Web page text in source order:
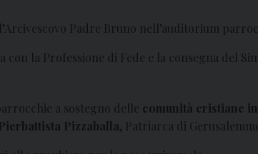
Padre Bruno nell’auditorium
con la Professione di Fede e la consegna del
a sostegno delle comunità cristiane
Pierbattista Pizzaballa, Patriarca di